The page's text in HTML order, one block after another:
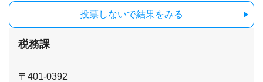
投票しないで結果をみる
税務課
〒401-0392